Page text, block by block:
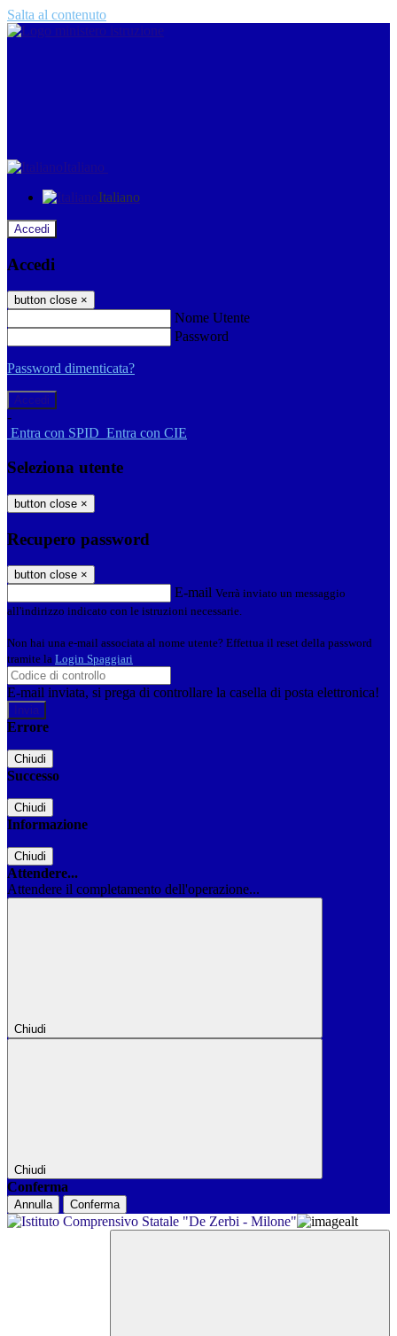
Salta al contenuto
Italiano
Italiano
Accedi
Accedi
button close ×
Nome Utente
Password
Password dimenticata?
-
Entra con SPID Entra con CIE
Seleziona utente
button close ×
Recupero password
button close ×
E-mail Verrà inviato un messaggio
all'indirizzo indicato con le istruzioni necessarie.
Non hai una e-mail associata al nome utente? Effettua il reset della password
tramite la Login Spaggiari
E-mail inviata, si prega di controllare la casella di posta elettronica!
Errore
Chiudi
Successo
Chiudi
Informazione
Chiudi
Attendere...
Attendere il completamento dell'operazione...
Chiudi
Chiudi
Conferma
Annulla Conferma